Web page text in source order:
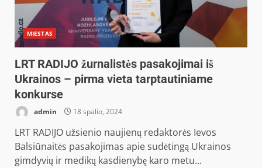
MIESTAS
LRT RADIJO žurnalistės pasakojimai iš
Ukrainos – pirma vieta tarptautiniame
konkurse
admin 18 spalio, 2024
LRT RADIJO užsienio naujienų redaktorės Ievos
Balsiūnaitės pasakojimas apie sudėtingą Ukrainos
gimdyvių ir medikų kasdienybę karo metu...